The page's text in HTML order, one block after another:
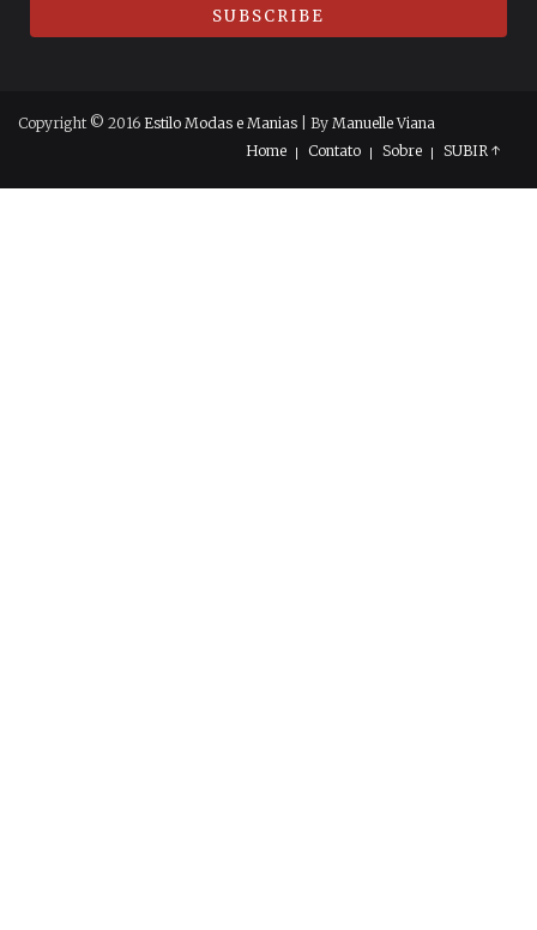
Copyright © 2016 Estilo Modas e Manias | By Manuelle Viana
Home
Contato Sobre SUBIR ↑